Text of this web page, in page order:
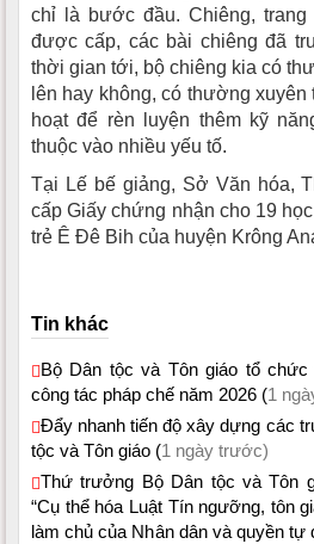
chỉ là bước đầu. Chiêng, trang
được cấp, các bài chiêng đã
thời gian tới, bộ chiêng kia có
lên hay không, có thường
hoạt để rèn luyện thêm kỹ
thuộc vào nhiều yếu tố.
Tại Lế bế giảng, Sở Văn hóa,
cấp Giấy chứng nhận cho 19
trẻ Ê Đê Bih của huyện Krông
Tin khác
Bộ Dân tộc và Tôn giáo tổ chức
công tác pháp chế năm 2026 (1
Đẩy nhanh tiến độ xây dựng các
tộc và Tôn giáo (1 ngày trước)
Thứ trưởng Bộ Dân tộc và Tôn
“Cụ thể hóa Luật Tín ngưỡng, tôn
làm chủ của Nhân dân và quyền tự